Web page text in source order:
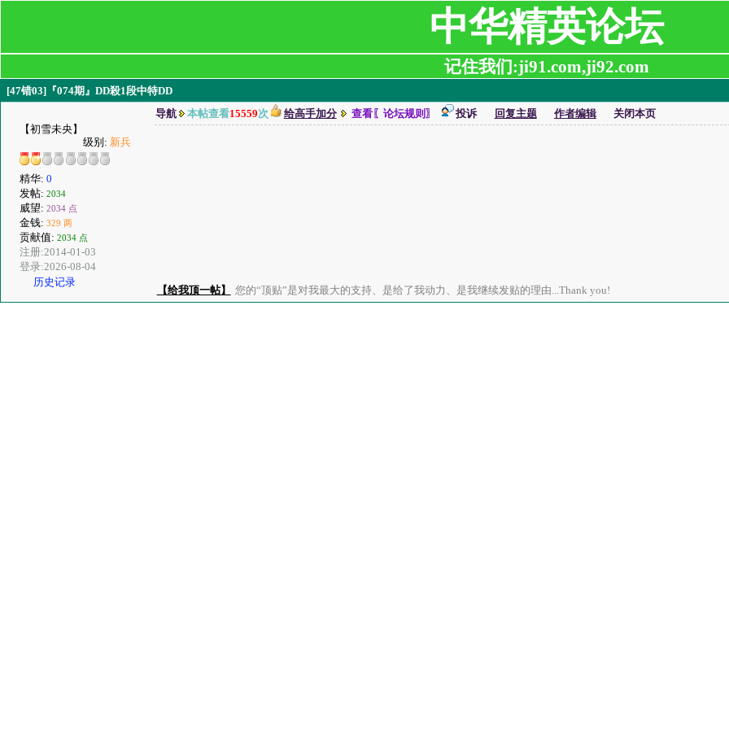
中华精英论坛
记住我们:ji91.com,ji92.com
[47错03]『074期』DD殺1段中特DD
【初雪未央】
级别: 新兵
精华: 0
发帖: 2034
威望: 2034 点
金钱: 329 两
贡献值: 2034 点
注册:2014-01-03
登录:2026-08-04
历史记录
导航 本帖查看15559次 给高手加分 查看〖论坛规则〗 投诉 回复主题 作者编辑 关闭本页
【给我顶一帖】 您的“顶贴”是对我最大的支持、是给了我动力、是我继续发贴的理由...Thank you!